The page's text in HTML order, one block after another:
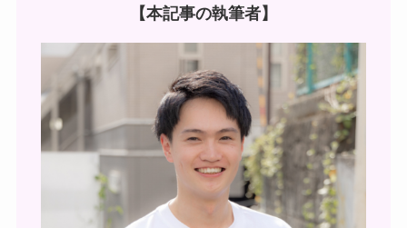
【本記事の執筆者】